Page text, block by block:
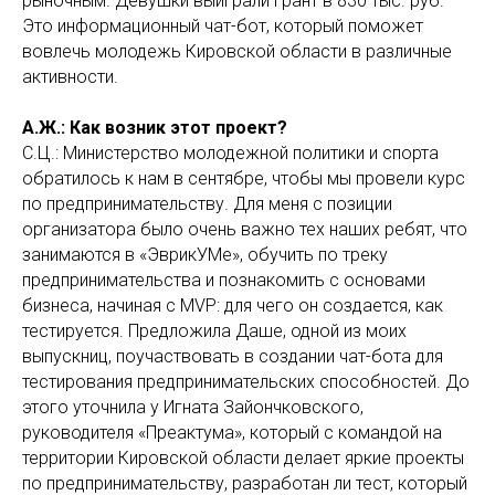
Это информационный чат-бот, который поможет
вовлечь молодежь Кировской области в различные
активности.
А.Ж.: Как возник этот проект?
С.Ц.: Министерство молодежной политики и спорта
обратилось к нам в сентябре, чтобы мы провели курс
по предпринимательству. Для меня с позиции
организатора было очень важно тех наших ребят, что
занимаются в «ЭврикУМе», обучить по треку
предпринимательства и познакомить с основами
бизнеса, начиная с MVP: для чего он создается, как
тестируется. Предложила Даше, одной из моих
выпускниц, поучаствовать в создании чат-бота для
тестирования предпринимательских способностей. До
этого уточнила у Игната Зайончковского,
руководителя «Преактума», который с командой на
территории Кировской области делает яркие проекты
по предпринимательству, разработан ли тест, который